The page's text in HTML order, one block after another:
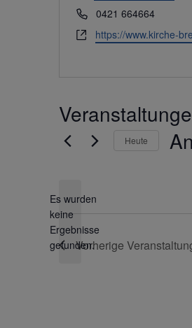
Telefon0421 664664
Webseitehttps://www.kirche-
Hinweis
Es wurden
keine
Ergebnisse
gefunden.
Heute
Vorherige